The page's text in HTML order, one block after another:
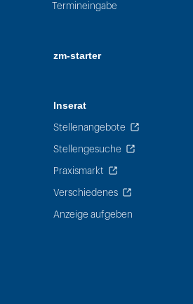
Termineingabe
zm-starter
Inserat
Stellenangebote
Stellengesuche
Praxismarkt
Verschiedenes
Anzeige aufgeben